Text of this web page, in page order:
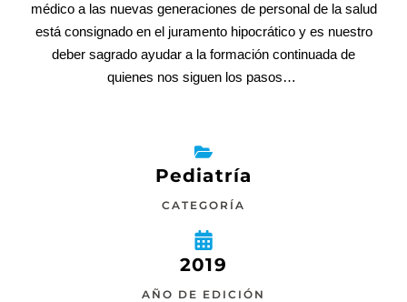
médico a las nuevas generaciones de personal de la salud
está consignado en el juramento hipocrático y es nuestro
deber sagrado ayudar a la formación continuada de
quienes nos siguen los pasos…
Pediatría
CATEGORÍA
2019
AÑO DE EDICIÓN